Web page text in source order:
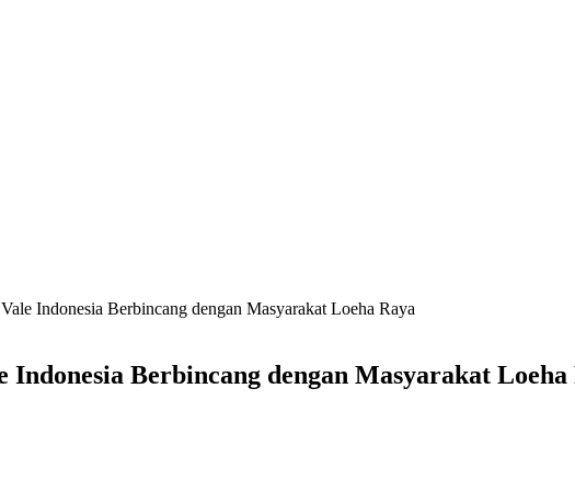
Indonesia Berbincang dengan Masyarakat Loeha Raya
Berbincang dengan Masyarakat Loeha